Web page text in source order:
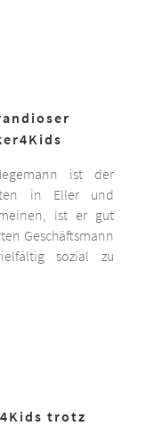
ist der
in Eller und
ist er gut
Geschäftsmann
sozial zu
trotz